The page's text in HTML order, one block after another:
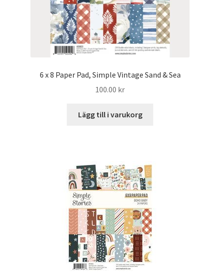
6 x 8 Paper Pad, Simple Vintage Sand & Sea
100.00 kr
Lägg till i varukorg